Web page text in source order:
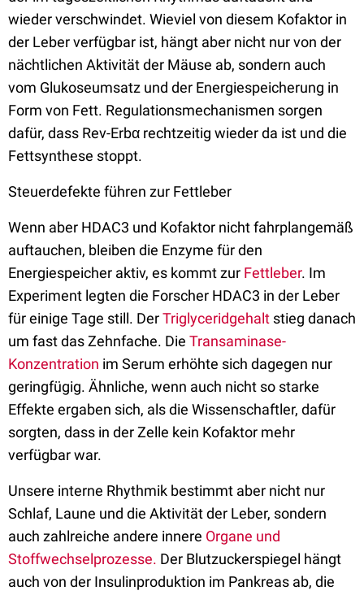
wieder verschwindet. Wieviel von diesem Kofaktor in
der Leber verfügbar ist, hängt aber nicht nur von der
nächtlichen Aktivität der Mäuse ab, sondern auch
vom Glukoseumsatz und der Energiespeicherung in
Form von Fett. Regulationsmechanismen sorgen
dafür, dass Rev-Erbα rechtzeitig wieder da ist und die
Fettsynthese stoppt.
Steuerdefekte führen zur Fettleber
Wenn aber HDAC3 und Kofaktor nicht fahrplangemäß
auftauchen, bleiben die Enzyme für den
Energiespeicher aktiv, es kommt zur Fettleber. Im
Experiment legten die Forscher HDAC3 in der Leber
für einige Tage still. DerTriglyceridgehalt stieg danach
um fast das Zehnfache. Die Transaminase-
Konzentration im Serum erhöhte sich dagegen nur
geringfügig. Ähnliche, wenn auch nicht so starke
Effekte ergaben sich, als die Wissenschaftler, dafür
sorgten, dass in der Zelle kein Kofaktor mehr
verfügbar war.
Unsere interne Rhythmik bestimmt aber nicht nur
Schlaf, Laune und die Aktivität der Leber, sondern
auch zahlreiche andere innere Organe und
Stoffwechselprozesse. Der Blutzuckerspiegel hängt
auch von der Insulinproduktion im Pankreas ab, die